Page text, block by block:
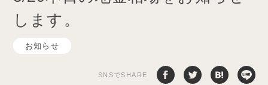
します。
お知らせ
SNSでSHARE